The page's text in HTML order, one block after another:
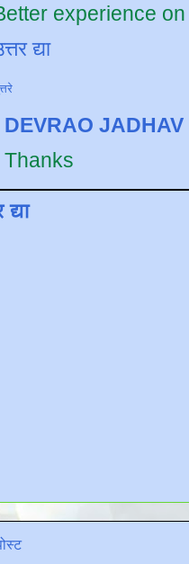
experience
द्या
DEVRAO JADHAV
Thanks
द्या